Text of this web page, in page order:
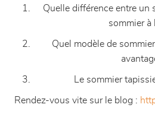
Quelle différence entre un
sommier à
Quel modèle de
Le sommier
Rendez-vous vite sur le blog :